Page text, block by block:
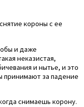
короны с ее
и даже
неказистая,
и нытье, и это
принимают за падение
снимаешь корону.